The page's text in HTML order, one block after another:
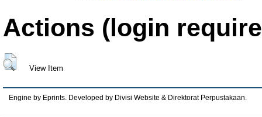
Actions (login
View Item
Engine by Eprints. Developed by Divisi Website & Direktorat Perpustakaan.